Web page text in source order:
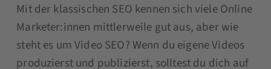
Mit der klassischen SEO kennen sich viele Online
Marketer:innen mittlerweile gut aus, aber wie
steht es um Video SEO? Wenn du eigene Videos
produzierst und publizierst, solltest du dich auf